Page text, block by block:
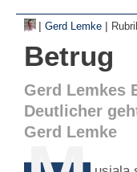
| Gerd Lemke |
Betrug
Gerd Lemkes
Deutlicher
Gerd Lemke